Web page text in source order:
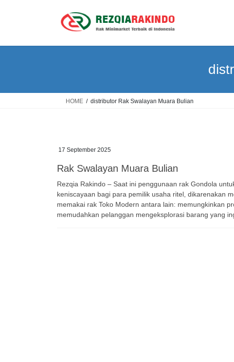
HOME distributor Rak Swalayan Muara Bulian
17 September 2025
Rak Swalayan Muara Bulian
Rezqia Rakindo – Saat ini penggunaan rak Gondola
keniscayaan bagi para pemilik usaha ritel, dikarenakan
memakai rak Toko Modern antara lain: memungkinkan
memudahkan pelanggan mengeksplorasi barang yang